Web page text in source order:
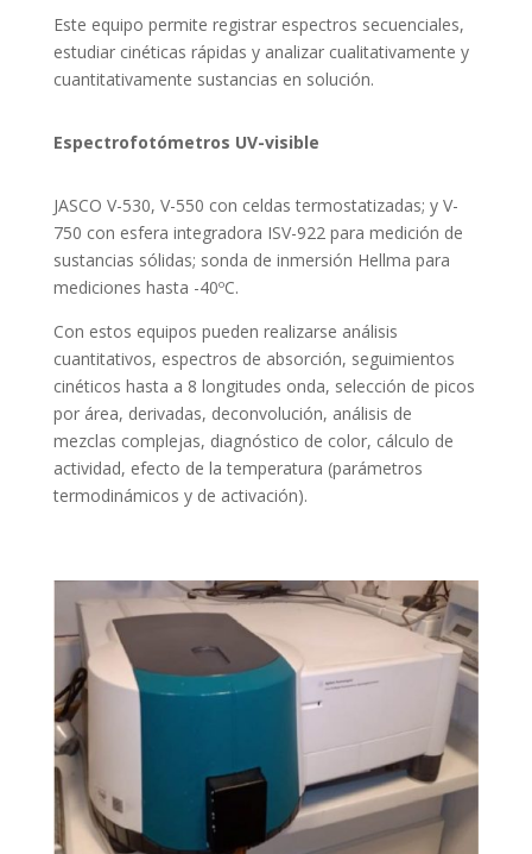
Este equipo permite registrar espectros secuenciales,
estudiar cinéticas rápidas y analizar cualitativamente y
cuantitativamente sustancias en solución.
Espectrofotómetros UV-visible
JASCO V-530, V-550 con celdas termostatizadas; y V-
750 con esfera integradora ISV-922 para medición de
sustancias sólidas; sonda de inmersión Hellma para
mediciones hasta -40ºC.
Con estos equipos pueden realizarse análisis
cuantitativos, espectros de absorción, seguimientos
cinéticos hasta a 8 longitudes onda, selección de picos
por área, derivadas, deconvolución, análisis de
mezclas complejas, diagnóstico de color, cálculo de
actividad, efecto de la temperatura (parámetros
termodinámicos y de activación).